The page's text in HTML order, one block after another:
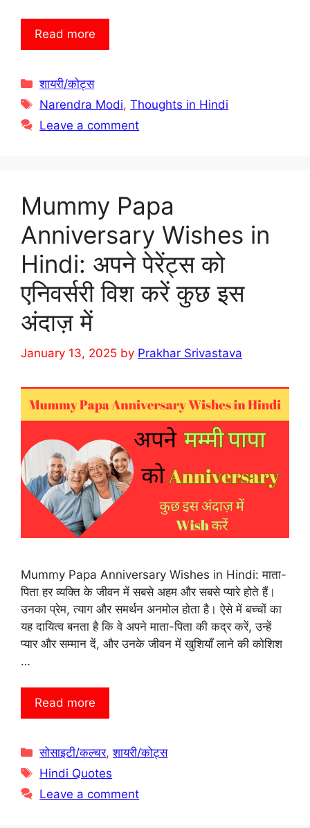
Read more
Categories
शायरी/कोट्स
Tags
Narendra Modi,Thoughts in Hindi
Leave a comment
Mummy Papa
Anniversary Wishes in
Hindi: अपने पेरेंट्स को
एनिवर्सरी विश करें कुछ इस
अंदाज़ में
January 13, 2025 by Prakhar Srivastava
Mummy Papa Anniversary Wishes in Hindi: माता-
पिता हर व्यक्ति के जीवन में सबसे अहम और सबसे प्यारे होते हैं।
उनका प्रेम, त्याग और समर्थन अनमोल होता है। ऐसे में बच्चों का
यह दायित्व बनता है कि वे अपने माता-पिता की कद्र करें, उन्हें
प्यार और सम्मान दें, और उनके जीवन में खुशियाँ लाने की कोशिश
…
Read more
Categories
सोसाइटी/कल्चर,शायरी/कोट्स
Tags
Hindi Quotes
Leave a comment